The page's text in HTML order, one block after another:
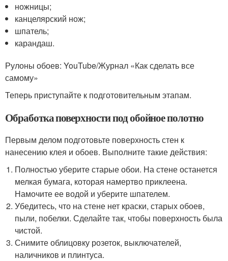
ножницы;
канцелярский нож;
шпатель;
карандаш.
Рулоны обоев: YouTube/Журнал «Как сделать все
самому»
Теперь приступайте к подготовительным этапам.
Обработка поверхности под обойное полотно
Первым делом подготовьте поверхность стен к
нанесению клея и обоев. Выполните такие действия:
Полностью уберите старые обои. На стене останется
мелкая бумага, которая намертво приклеена.
Намочите ее водой и уберите шпателем.
Убедитесь, что на стене нет краски, старых обоев,
пыли, побелки. Сделайте так, чтобы поверхность была
чистой.
Снимите облицовку розеток, выключателей,
наличников и плинтуса.